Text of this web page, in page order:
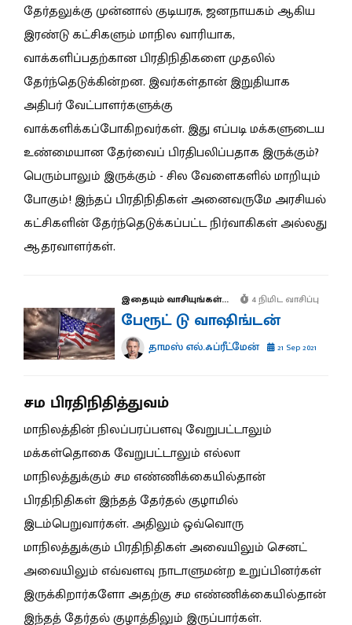
தேர்தலுக்கு முன்னால் குடியரசு, ஜனநாயகம் ஆகிய
இரண்டு கட்சிகளும் மாநில வாரியாக,
வாக்களிப்பதற்கான பிரதிநிதிகளை முதலில்
தேர்ந்தெடுக்கின்றன. இவர்கள்தான் இறுதியாக
அதிபர் வேட்பாளர்களுக்கு
வாக்களிக்கப்போகிறவர்கள். இது எப்படி மக்களுடைய
உண்மையான தேர்வைப் பிரதிபலிப்பதாக இருக்கும்?
பெரும்பாலும் இருக்கும் - சில வேளைகளில் மாறியும்
போகும்! இந்தப் பிரதிநிதிகள் அனைவருமே அரசியல்
கட்சிகளின் தேர்ந்தெடுக்கப்பட்ட நிர்வாகிகள் அல்லது
ஆதரவாளர்கள்.
இதையும் வாசியுங்கள்... 4 நிமிட வாசிப்பு
பேரூட் டு வாஷிங்டன்
தாமஸ் எல்.ஃப்ரீட்மேன் 21 Sep 2021
சம பிரதிநிதித்துவம்
மாநிலத்தின் நிலப்பரப்பளவு வேறுபட்டாலும்
மக்கள்தொகை வேறுபட்டாலும் எல்லா
மாநிலத்துக்கும் சம எண்ணிக்கையில்தான்
பிரதிநிதிகள் இந்தத் தேர்தல் குழாமில்
இடம்பெறுவார்கள். அதிலும் ஒவ்வொரு
மாநிலத்துக்கும் பிரதிநிதிகள் அவையிலும் செனட்
அவையிலும் எவ்வளவு நாடாளுமன்ற உறுப்பினர்கள்
இருக்கிறார்களோ அதற்கு சம எண்ணிக்கையில்தான்
இந்தத் தேர்தல் குழாத்திலும் இருப்பார்கள்.